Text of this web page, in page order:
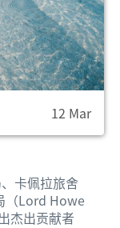
12 Mar
卡佩拉旅舍
（Lord Howe
杰出贡献者